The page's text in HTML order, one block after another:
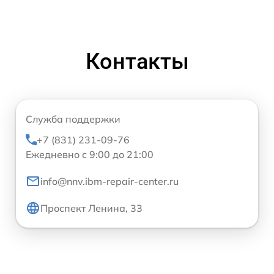
Контакты
Служба поддержки
+7 (831) 231-09-76
Ежедневно с 9:00 до 21:00
info@nnv.ibm-repair-center.ru
Проспект Ленина, 33